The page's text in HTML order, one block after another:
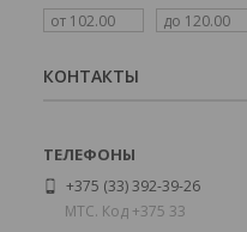
КОНТАКТЫ
+375 (33) 392-39-26
МТС. Код +375 33